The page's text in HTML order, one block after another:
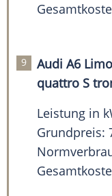
Audi A6
quattro S
Leistung in
Grundpreis: